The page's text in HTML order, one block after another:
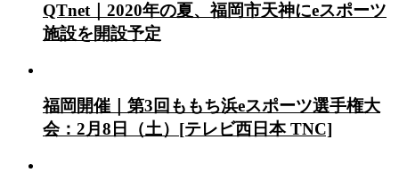
QTnet｜2020年の夏、福岡市天神にeスポーツ
施設を開設予定
福岡開催｜第3回ももち浜eスポーツ選手権大
会：2月8日（土）[テレビ西日本 TNC]